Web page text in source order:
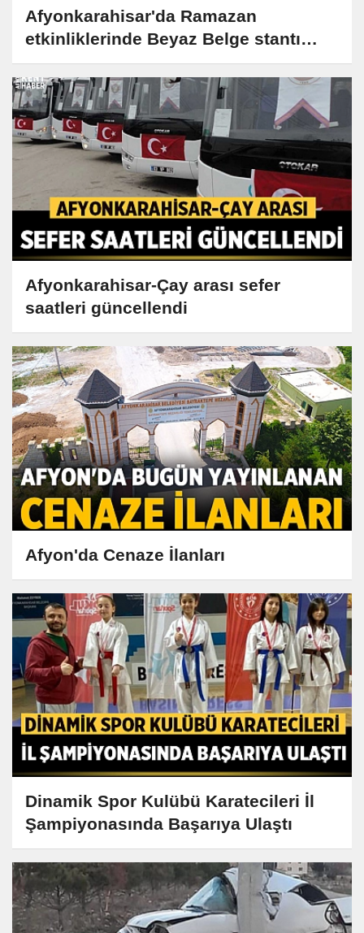
Afyonkarahisar'da Ramazan
etkinliklerinde Beyaz Belge stantı
yoğun ilgi görüyor
Afyonkarahisar-Çay arası sefer
saatleri güncellendi
Afyon'da Cenaze İlanları
Dinamik Spor Kulübü Karatecileri İl
Şampiyonasında Başarıya Ulaştı